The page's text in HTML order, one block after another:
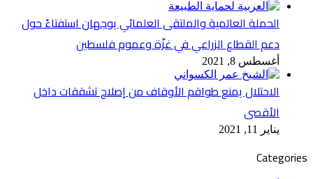
الحملة العالمية والملتقى العلمائي يوجهان استفتاءً حول
دعم القطاع الزراعي في غزّة وعموم فلسطين
أغسطس 8, 2021
الاحتلال يمنع طواقم الأوقاف من إصلاح تشققات داخل
الأقصى
يناير 11, 2021
Categories